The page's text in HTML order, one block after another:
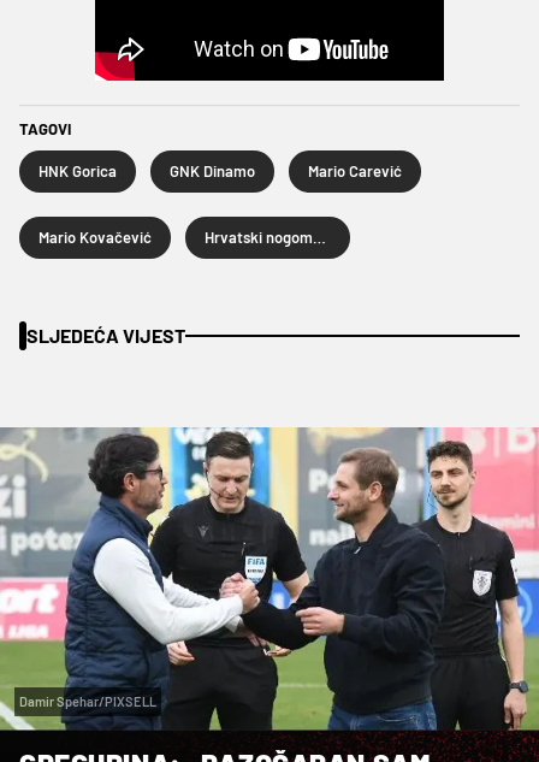
TAGOVI
HNK Gorica GNK Dinamo Mario Carević
Mario Kovačević
SLJEDEĆA VIJEST
Damir Spehar/PIXSELL